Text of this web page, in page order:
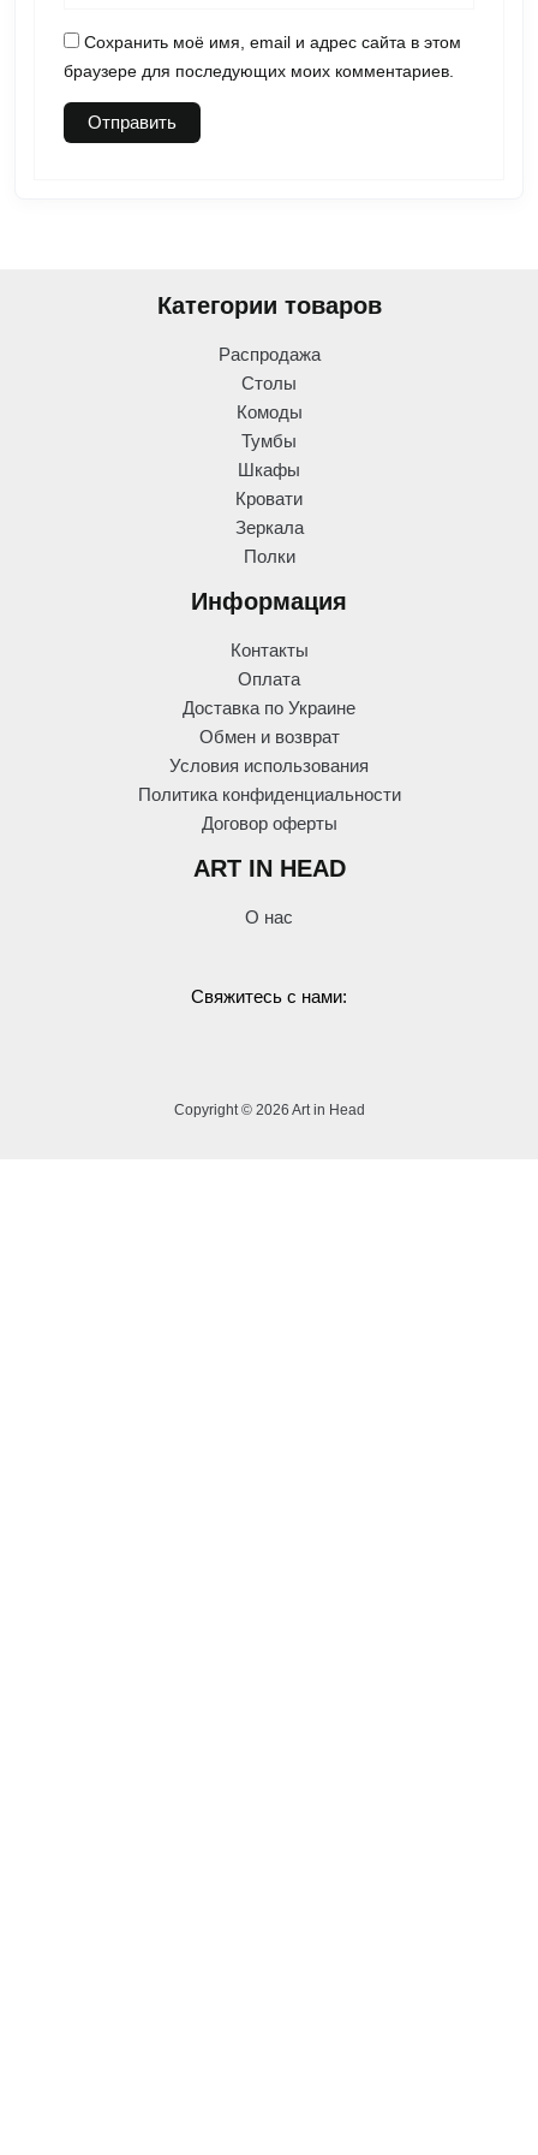
Сохранить моё имя, email и адрес сайта в этом
браузере для последующих моих комментариев.
Категории товаров
Распродажа
Столы
Комоды
Тумбы
Шкафы
Кровати
Зеркала
Полки
Информация
Контакты
Оплата
Доставка по Украине
Обмен и возврат
Условия использования
Политика конфиденциальности
Договор оферты
ART IN HEAD
О нас
Свяжитесь с нами:
Copyright © 2026 Art in Head